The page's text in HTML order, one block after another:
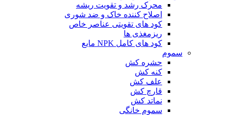
محرک رشد و تقویت ریشه
اصلاح کننده خاک و ضد شوری
کود های تقویتی عناصر خاص
ریزمغذی ها
کود های کامل NPK مایع
سموم
حشره کش
کنه کش
علف کش
قارچ کش
نماتد کش
سموم خانگی